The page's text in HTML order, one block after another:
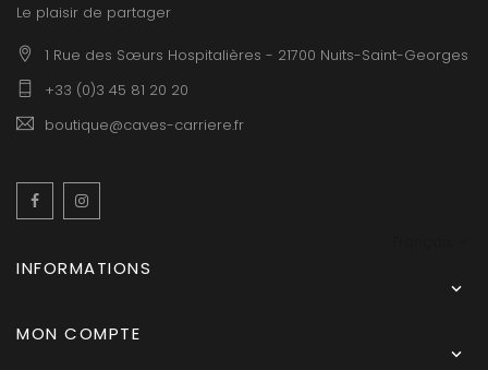
Le plaisir de partager
1 Rue des Sœurs Hospitalières - 21700 Nuits-Saint-Georges
+33 (0)3 45 81 20 20
boutique@caves-carriere.fr
Facebook
INFORMATIONS

MON COMPTE
